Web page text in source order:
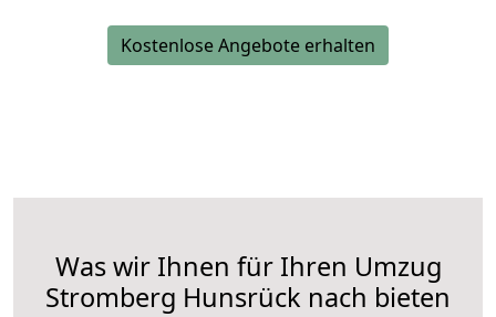
Kostenlose Angebote erhalten
Was wir Ihnen für Ihren Umzug
Stromberg Hunsrück nach bieten